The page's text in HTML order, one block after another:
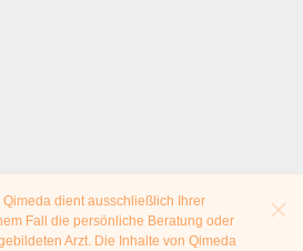
dient ausschließlich Ihrer
Fall die persönliche Beratung oder
Arzt. Die Inhalte von Qimeda